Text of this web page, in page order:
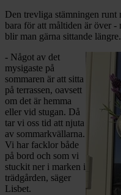
Den trevliga stämningen runt
bara för att måltiden är över -
blir man gärna sittande längre.
- Något av det
mysigaste på
sommaren är att sitta
på terrassen, oavsett
om det är hemma
eller vid stugan. Då
tar vi oss tid att njuta
av sommarkvällarna.
Vi har facklor både
på bord och som vi
stuckit ner i marken i
trädgården, säger
Lisbet.